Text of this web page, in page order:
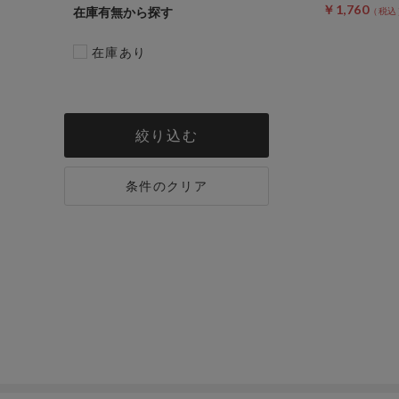
在庫有無
在庫あり
絞り込む
条件のクリア
￥1,760